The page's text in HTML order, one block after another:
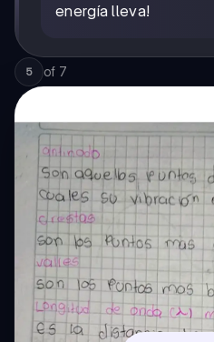
energía lleva!
5 of 7